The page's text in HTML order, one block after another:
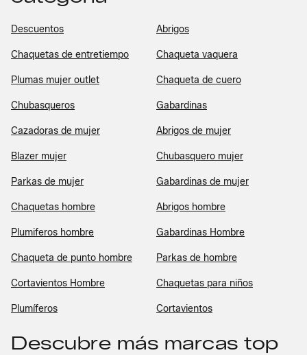
Descuentos Abrigos
Chaquetas de entretiempo Chaqueta vaquera
Plumas mujer outlet Chaqueta de cuero
Chubasqueros Gabardinas
Cazadoras de mujer Abrigos de mujer
Blazer mujer Chubasquero mujer
Parkas de mujer Gabardinas de mujer
Chaquetas hombre Abrigos hombre
Plumiferos hombre Gabardinas Hombre
Chaqueta de punto hombre Parkas de hombre
Cortavientos Hombre Chaquetas para niños
Plumíferos Cortavientos
Descubre más marcas top